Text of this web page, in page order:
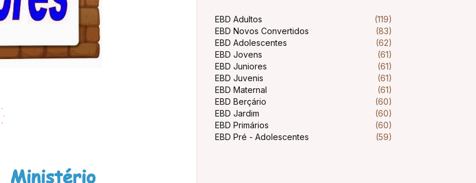
EBD Adultos
(119)
EBD Novos Convertidos
(83)
EBD Adolescentes
(62)
EBD Jovens
(61)
EBD Juniores
(61)
EBD Juvenis
(61)
EBD Maternal
(61)
EBD Berçário
(60)
EBD Jardim
(60)
EBD Primários
(60)
EBD Pré - Adolescentes
(59)